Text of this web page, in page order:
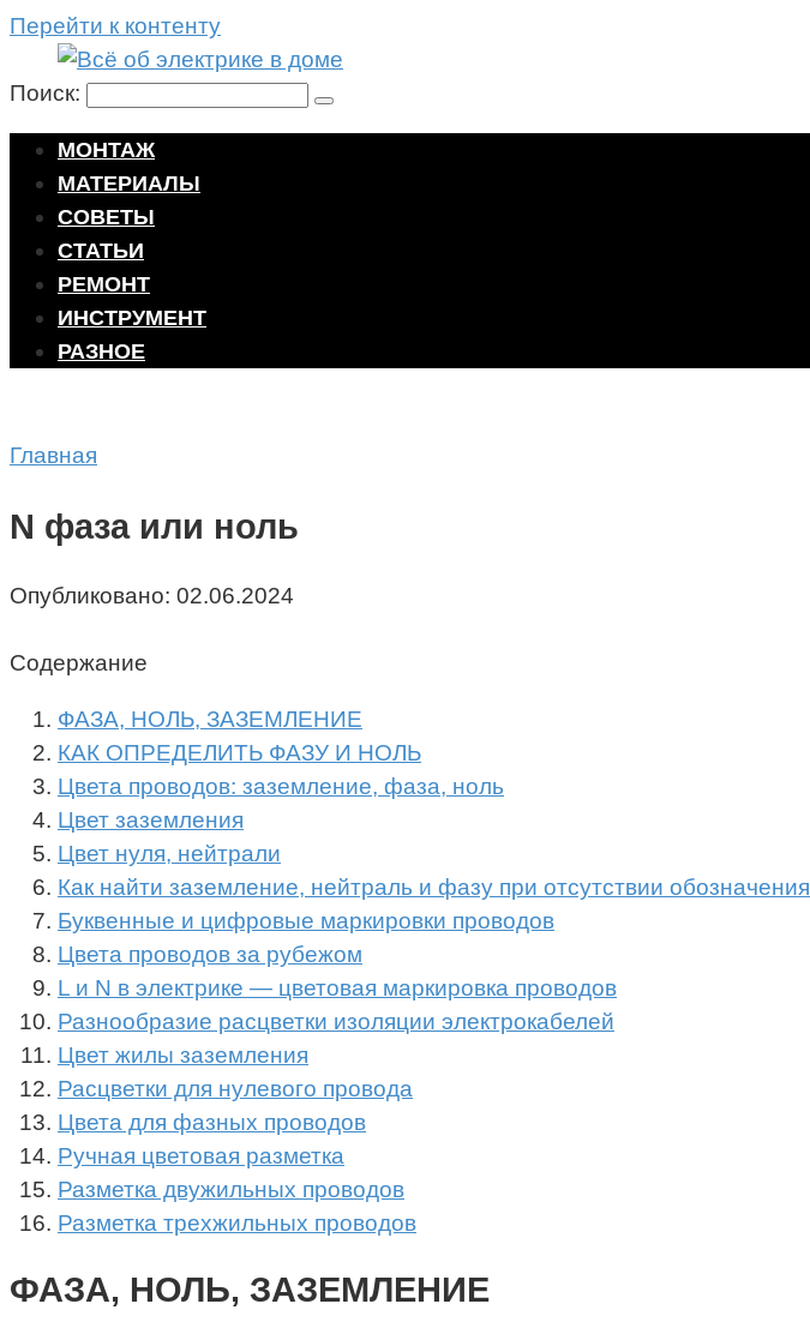
Перейти к контенту
Поиск:
МОНТАЖ
МАТЕРИАЛЫ
СОВЕТЫ
СТАТЬИ
РЕМОНТ
ИНСТРУМЕНТ
РАЗНОЕ
Главная
N фаза или ноль
Опубликовано: 02.06.2024
Содержание
ФАЗА, НОЛЬ, ЗАЗЕМЛЕНИЕ
КАК ОПРЕДЕЛИТЬ ФАЗУ И НОЛЬ
Цвета проводов: заземление, фаза, ноль
Цвет заземления
Цвет нуля, нейтрали
Как найти заземление, нейтраль и фазу при отсутствии обозначения
Буквенные и цифровые маркировки проводов
Цвета проводов за рубежом
L и N в электрике — цветовая маркировка проводов
Разнообразие расцветки изоляции электрокабелей
Цвет жилы заземления
Расцветки для нулевого провода
Цвета для фазных проводов
Ручная цветовая разметка
Разметка двужильных проводов
Разметка трехжильных проводов
ФАЗА, НОЛЬ, ЗАЗЕМЛЕНИЕ